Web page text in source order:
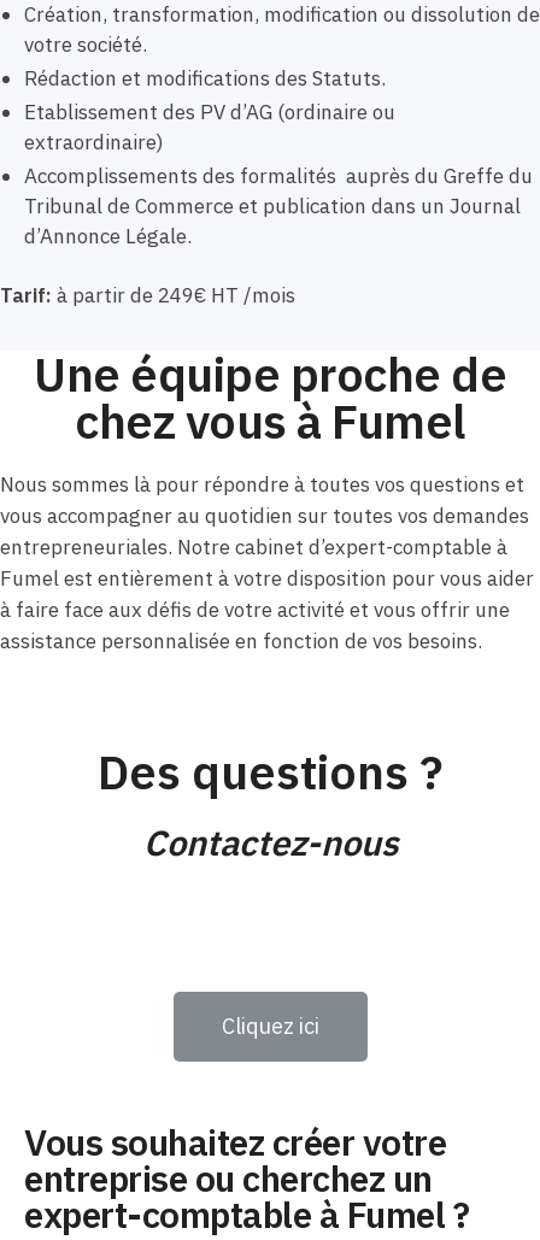
Création, transformation, modification ou dissolution de
votre société.
Rédaction et modifications des Statuts.
Etablissement des PV d’AG (ordinaire ou
extraordinaire)
Accomplissements des formalités auprès du Greffe du
Tribunal de Commerce et publication dans un Journal
d’Annonce Légale.
Tarif: à partir de 249€ HT /mois
Une équipe proche de
chez vous à Fumel
Nous sommes là pour répondre à toutes vos questions et
vous accompagner au quotidien sur toutes vos demandes
entrepreneuriales. Notre cabinet d’expert-comptable à
Fumel est entièrement à votre disposition pour vous aider
à faire face aux défis de votre activité et vous offrir une
assistance personnalisée en fonction de vos besoins.
Des questions ?
Contactez-nous
Cliquez ici
Vous souhaitez créer votre
entreprise ou cherchez un
expert-comptable à Fumel ?